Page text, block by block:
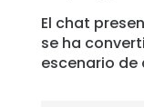
El chat
se ha
escenario de